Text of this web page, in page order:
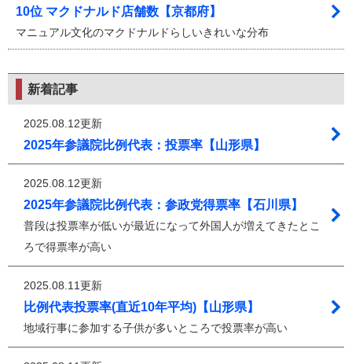
10位 マクドナルド店舗数【京都府】
マニュアル文化のマクドナルドらしいきれいな分布
新着記事
2025.08.12更新
2025年参議院比例代表：投票率【山形県】
2025.08.12更新
2025年参議院比例代表：参政党得票率【石川県】
普段は投票率が低いが最近になって外国人が増えてきたとこ
ろで得票率が高い
2025.08.11更新
比例代表投票率(直近10年平均)【山形県】
地域行事に参加する子供が多いところで投票率が高い